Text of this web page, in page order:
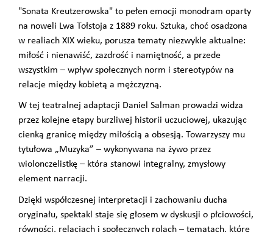
"Sonata Kreutzerowska" to pełen emocji monodram oparty
na noweli Lwa Tołstoja z 1889 roku. Sztuka, choć osadzona
w realiach XIX wieku, porusza tematy niezwykle aktualne:
miłość i nienawiść, zazdrość i namiętność, a przede
wszystkim – wpływ społecznych norm i stereotypów na
relacje między kobietą a mężczyzną.
W tej teatralnej adaptacji Daniel Salman prowadzi widza
przez kolejne etapy burzliwej historii uczuciowej, ukazując
cienką granicę między miłością a obsesją. Towarzyszy mu
tytułowa „Muzyka” – wykonywana na żywo przez
wiolonczelistkę – która stanowi integralny, zmysłowy
element narracji.
Dzięki współczesnej interpretacji i zachowaniu ducha
oryginału, spektakl staje się głosem w dyskusji o płciowości,
równości, relacjach i społecznych rolach – tematach, które